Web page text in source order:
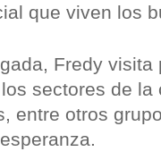
que viven los
Fredy visita
sectores de la
entre otros